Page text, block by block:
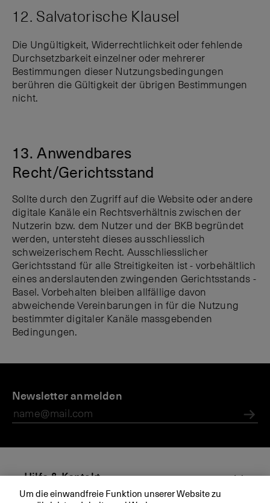
12. Salvatorische Klausel
Die Ungültigkeit, Widerrechtlichkeit oder fehlende
Durchsetzbarkeit einzelner oder mehrerer
Bestimmungen dieser Nutzungsbedingungen
berühren die Gültigkeit der übrigen Bestimmungen
nicht.
13. Anwendbares
Recht/Gerichtsstand
Sollte durch den Zugriff auf die Website oder andere
digitale Kanäle ein Rechtsverhältnis zwischen der
Nutzerin bzw. dem Nutzer und der BKB begründet
werden, untersteht dieses ausschliesslich
schweizerischem Recht. Ausschliesslicher
Gerichtsstand für alle Streitigkeiten ist - vorbehältlich
eines anderslautenden zwingenden Gerichtsstands -
Basel. Vorbehalten bleiben allfällige davon
abweichende Vereinbarungen in für die Nutzung
bestimmter digitaler Kanäle massgebenden
Bedingungen.
i
B
B
il
e
K
n
a
e
h
i
h
s
u
u
g
b
di
Newsletter anmelden
Hilfe & Kontakt
Um die einwandfreie Funktion unserer Website zu